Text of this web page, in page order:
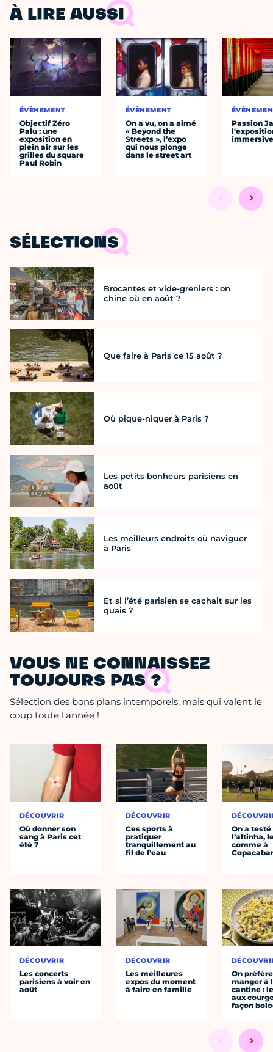
À LIRE AUSSI
ÉVÈNEMENT
Objectif Zéro
Palu : une
exposition en
plein air sur les
grilles du square
Paul Robin
ÉVÈNEMENT
On a vu, on a aimé
« Beyond the
Streets », l’expo
qui nous plonge
dans le street art
Passion
SÉLECTIONS
Brocantes et vide-greniers : on
chine où en août ?
Que faire à Paris ce 15 août ?
Où pique-niquer à Paris ?
Les petits bonheurs parisiens en
août
Les meilleurs endroits où naviguer
à Paris
Et si l’été parisien se cachait sur les
quais ?
VOUS NE CONNAISSEZ
TOUJOURS PAS ?
Sélection des bons plans intemporels, mais qui valent le
coup toute l'année !
DÉCOUVRIR
Où donner son
sang à Paris cet
été ?
DÉCOUVRIR
Les concerts
parisiens à voir en
août
DÉCOUVRIR
Ces sports à
pratiquer
tranquillement au
fil de l’eau
DÉCOUVRIR
Les meilleures
expos du moment
à faire en famille
On a testé
l’altinha,
comme à
On préfère
manger à
cantine :
aux
façon